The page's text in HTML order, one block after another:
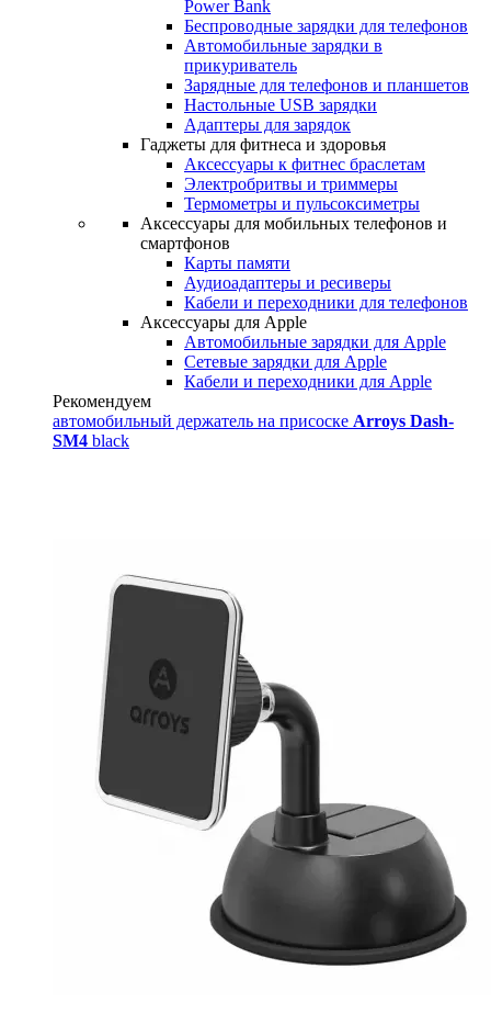
Power Bank
Беспроводные зарядки для телефонов
Автомобильные зарядки в
прикуриватель
Зарядные для телефонов и планшетов
Настольные USB зарядки
Адаптеры для зарядок
Гаджеты для фитнеса и здоровья
Аксессуары к фитнес браслетам
Электробритвы и триммеры
Термометры и пульсоксиметры
Аксессуары для мобильных телефонов и
смартфонов
Карты памяти
Аудиоадаптеры и ресиверы
Кабели и переходники для телефонов
Аксессуары для Apple
Автомобильные зарядки для Apple
Сетевые зарядки для Apple
Кабели и переходники для Apple
Рекомендуем
автомобильный держатель на присоске Arroys Dash-
SM4 black